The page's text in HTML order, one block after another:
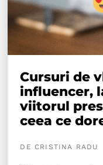
Cursuri de
influencer,
viitorul
ceea ce
DE CRISTINA RADU